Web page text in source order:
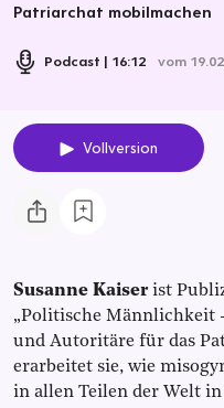
Patriarchat mobilmachen
Podcast 16:12 vom
Vollversion
Susanne Kaiserist
„Politische Männlichkeit
und Autoritäre für das
erarbeitet sie, wie
in allen Teilen der Welt